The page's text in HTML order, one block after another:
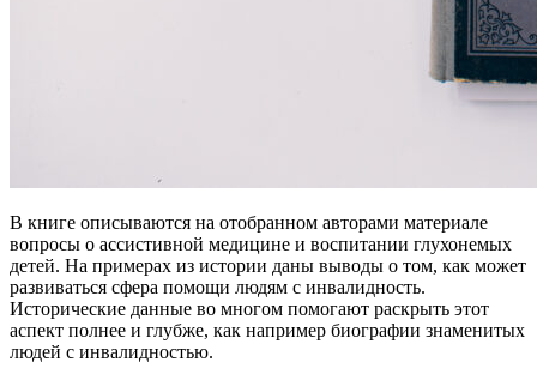
В книге описываются на отобранном авторами материале
вопросы о ассистивной медицине и воспитании глухонемых
детей. На примерах из истории даны выводы о том, как может
развиваться сфера помощи людям с инвалидность.
Исторические данные во многом помогают раскрыть этот
аспект полнее и глубже, как например биографии знаменитых
людей с инвалидностью.